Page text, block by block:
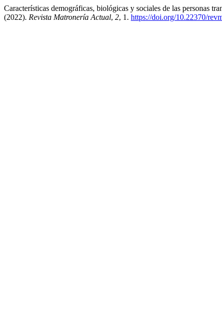
Características demográficas, biológicas y sociales de las personas
(2022). Revista Matronería Actual, 2, 1. https://doi.org/10.22370/